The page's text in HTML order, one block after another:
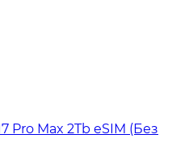
Pro Max 2Tb eSIM (Без